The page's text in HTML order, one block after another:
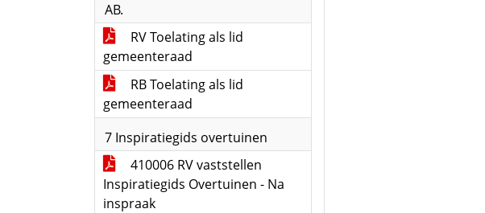
AB.
RV Toelating als lid
gemeenteraad
RB Toelating als lid
gemeenteraad
7 Inspiratiegids overtuinen
410006 RV vaststellen
Inspiratiegids Overtuinen - Na
inspraak